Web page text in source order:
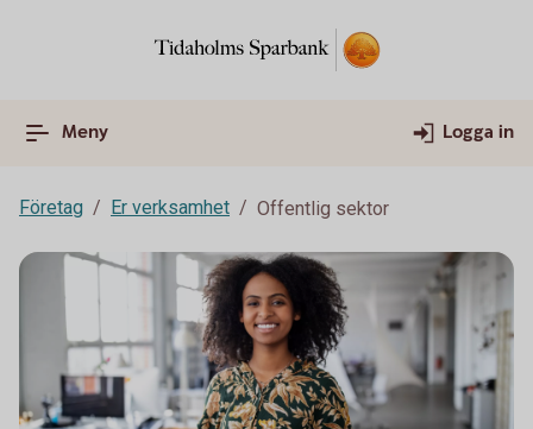
Meny Logga in
Företag Er verksamhet Offentlig sektor